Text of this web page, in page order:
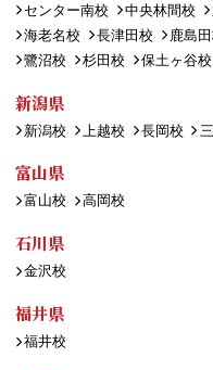
センター南校
中央林間校
海老名校
長津田校 鹿島
鷺沼校
杉田校 保土ヶ谷校
新潟県
新潟校 上越校 長岡校
富山県
富山校 高岡校
石川県
金沢校
福井県
福井校